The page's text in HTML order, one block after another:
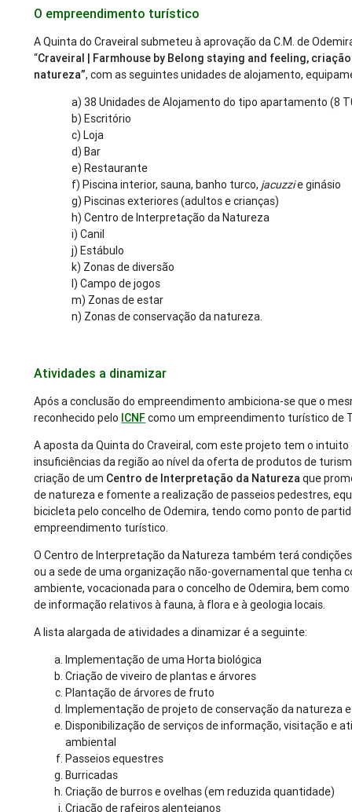
O empreendimento turístico
A Quinta do Craveiral submeteu à aprovação da C.M. de
“Craveiral | Farmhouse by Belong staying and feeling,
natureza”, com as seguintes unidades de alojamento,
a) 38 Unidades de Alojamento do tipo apartamento (8
b) Escritório
c) Loja
d) Bar
e) Restaurante
f) Piscina interior, sauna, banho turco, jacuzzie ginásio
g) Piscinas exteriores (adultos e crianças)
h) Centro de Interpretação da Natureza
i) Canil
j) Estábulo
k) Zonas de diversão
l) Campo de jogos
m) Zonas de estar
n) Zonas de conservação da natureza.
Atividades a dinamizar
Após a conclusão do empreendimento ambiciona-se que o
reconhecido pelo ICNFcomo um empreendimento turístico de
A aposta da Quinta do Craveiral, com este projeto tem o
insuficiências da região ao nível da oferta de produtos de
criação de um Centro de Interpretação da Naturezaque
de natureza e fomente a realização de passeios pedestres,
bicicleta pelo concelho de Odemira, tendo como ponto de
empreendimento turístico.
O Centro de Interpretação da Natureza também terá
ou a sede de uma organização não-governamental que tenha
ambiente, vocacionada para o concelho de Odemira, bem
de informação relativos à fauna, à flora e à geologia locais.
A lista alargada de atividades a dinamizar é a seguinte:
Implementação de uma Horta biológica
Criação de viveiro de plantas e árvores
Plantação de árvores de fruto
Implementação de projeto de conservação da natureza
Disponibilização de serviços de informação, visitação e
ambiental
Passeios equestres
Burricadas
Criação de burros e ovelhas (em reduzida quantidade)
Criação de rafeiros alentejanos